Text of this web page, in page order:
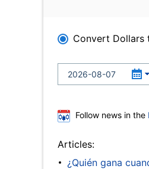
Convert Dollars
Follow news in the
Articles:
¿Quién gana